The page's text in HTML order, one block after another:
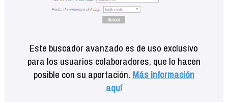
Este buscador avanzado es de uso exclusivo
para los usuarios colaboradores, que lo hacen
posible con su aportación. Más información
aquí